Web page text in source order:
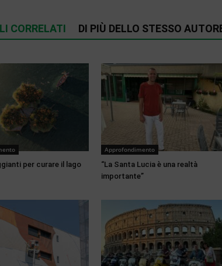
CORRELATI DI PIÙ DELLO STESSO
per curare il lago
Approfondimento
“La Santa Lucia è una realtà
importante”